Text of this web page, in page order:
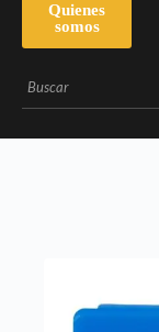
Quienes
somos